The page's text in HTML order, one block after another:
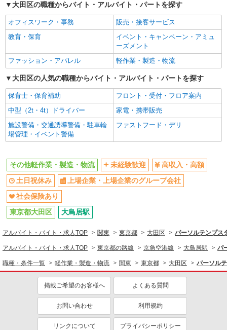
社
社会保険あり
同じ職種から求人を探す
軽作業・製造・物流
未経験歓迎
土日祝休み
上場企業・上場企業のグループ会
社
社会保険あり
大田区の職種からバイト・アルバイト・パートを探す
オフィスワーク・事務
販売・接客サービス
教育・保育
イベント・キャンペーン・アミュ
ーズメント
ファッション・アパレル
軽作業・製造・物流
大田区の人気の職種からバイト・アルバイト・パートを探す
保育士・保育補助
フロント・受付・フロア案内
中型（2t・4t）ドライバー
家電・携帯販売
施設警備・交通誘導警備・駐車輪
場管理・イベント警備
ファストフード・デリ
その他軽作業・製造・物流 未経験歓迎
高収入・高額
土日祝休み
上場企業・上場企業のグループ会社
社会保険あり
東京都大田区
大鳥居駅
アルバイト・バイト・求人TOP 関東 東京都 大田区 パーソルテンプス
アルバイト・バイト・求人TOP 東京都の路線 京急空港線 大鳥居駅 パ
職種・条件一覧 軽作業・製造・物流 関東 東京都 大田区 パーソル
掲載ご希望のお客様へ よくある質問
お問い合わせ 利用規約
リンクについて プライバシーポリシー